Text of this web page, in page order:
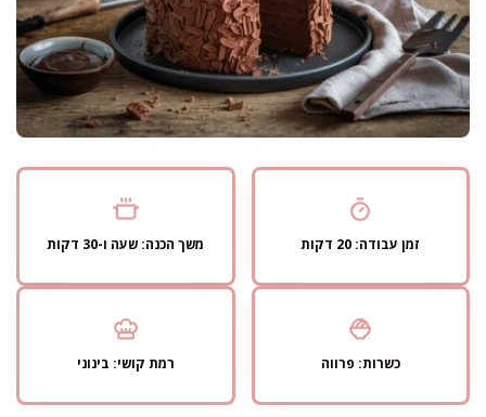
זמן עבודה: 20 דקות משך הכנה: שעה ו-30 דקות
כשרות: פרווה רמת קושי: בינוני